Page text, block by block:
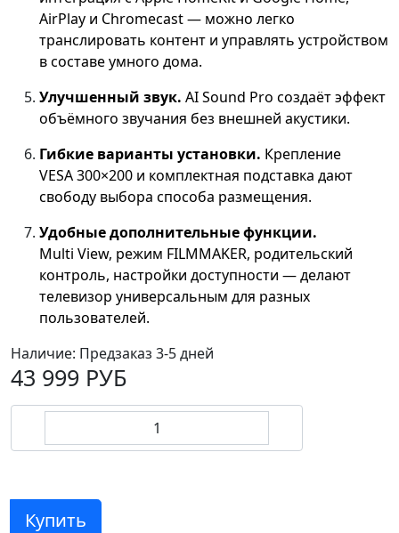
AirPlay и Chromecast — можно легко
транслировать контент и управлять устройством
в составе умного дома.
Улучшенный звук. AI Sound Pro создаёт эффект
объёмного звучания без внешней акустики.
Гибкие варианты установки. Крепление
VESA 300×200 и комплектная подставка дают
свободу выбора способа размещения.
Удобные дополнительные функции.
Multi View, режим FILMMAKER, родительский
контроль, настройки доступности — делают
телевизор универсальным для разных
пользователей.
Наличие: Предзаказ 3-5 дней
43 999 РУБ
Купить